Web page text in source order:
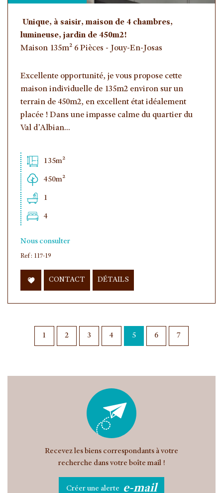
Unique, à saisir, maison de 4 chambres,
lumineuse, jardin de 450m2!
Maison 135m² 6 Pièces - Jouy-En-Josas
Excellente opportunité, je vous propose cette
maison individuelle de 135m2 environ sur un
terrain de 450m2, en excellent état idéalement
placée ! Dans une impasse calme du quartier du
Val d’Albian...
135m²
450m²
1
4
Nous consulter
Ref : 117-19
CONTACT DÉTAILS
1 2 3 4 5 6 7
Recevez les biens correspondants à votre
recherche dans votre boîte mail !
Créer une alerte e-mail